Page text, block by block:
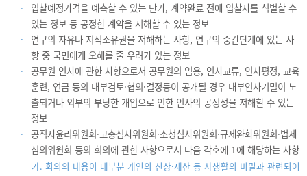
입찰예정가격을 예측할 수 있는 단가, 계약완료 전에 입찰자를 식별할 수
있는 정보 등 공정한 계약을 저해할 수 있는 정보
연구의 자유나 지적소유권을 저해하는 사항, 연구의 중간단계에 있는 사
항 중 국민에게 오해를 줄 우려가 있는 정보
공무원 인사에 관한 사항으로서 공무원의 임용, 인사교류, 인사평정, 교육
훈련, 연금 등의 내부검토·협의·결정등이 공개될 경우 내부인사기밀이 노
출되거나 외부의 부당한 개입으로 인한 인사의 공정성을 저해할 수 있는
정보
공직자윤리위원회·고충심사위원회·소청심사위원회·규제완화위원회·법제
심의위원회 등의 회의에 관한 사항으로서 다음 각호에 1에 해당하는 사항
가. 회의의 내용이 대부분 개인의 신상·재산 등 사생활의 비밀과 관련되어